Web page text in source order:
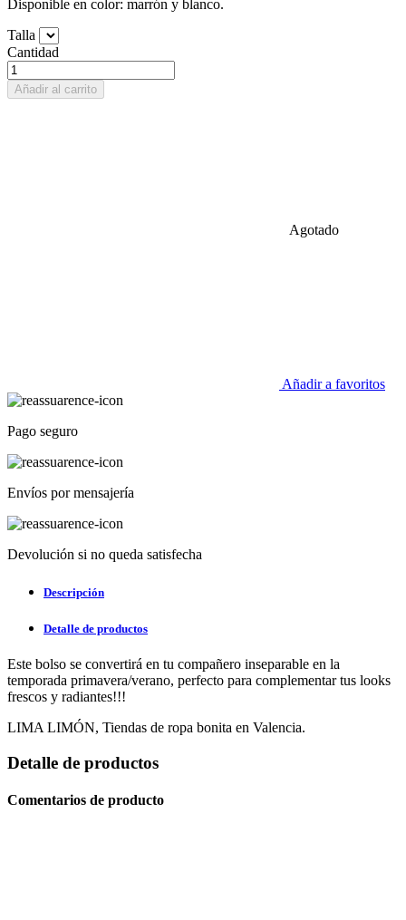
Disponible en color: marrón y blanco.
Talla
Cantidad
Añadir al carrito
Agotado
Añadir a favoritos
Pago seguro
Envíos por mensajería
Devolución si no queda satisfecha
Descripción
Detalle de productos
Este bolso se convertirá en tu compañero inseparable en la
temporada primavera/verano, perfecto para complementar tus looks
frescos y radiantes!!!
LIMA LIMÓN, Tiendas de ropa bonita en Valencia.
Detalle de productos
Comentarios de producto